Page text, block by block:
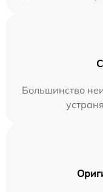
Большинство